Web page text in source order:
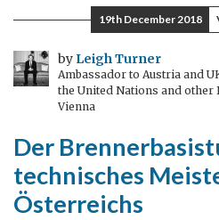
Brexit:
EU-
Bürger
in
UK
Briten
in
Österreich
19th December 2018
by Leigh Turner
Ambassador to Austria and
the United Nations and
Vienna
Der
technisches
Österreichs